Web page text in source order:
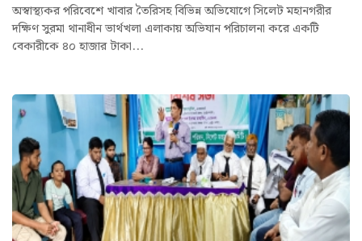
অস্বাস্থ্যকর পরিবেশে খাবার তৈরিসহ বিভিন্ন অভিযোগে সিলেট মহানগরীর
দক্ষিণ সুরমা থানাধীন ভার্থখলা এলাকায় অভিযান পরিচালনা করে একটি
বেকারীকে ৪০ হাজার টাকা...